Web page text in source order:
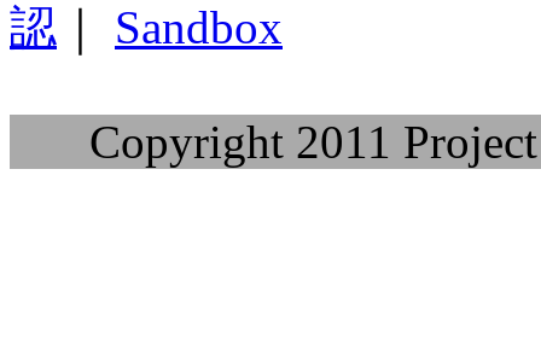
認
Sandbox
Copyright 2011